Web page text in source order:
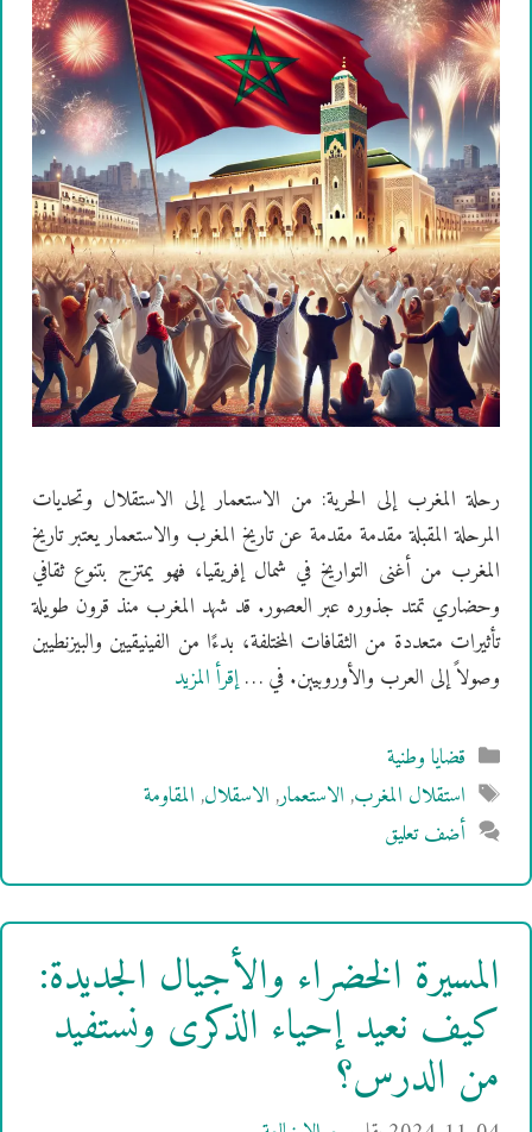
رحلة المغرب إلى الحرية: من الاستعمار إلى الاستقلال وتحديات
المرحلة المقبلة مقدمة مقدمة عن تاريخ المغرب والاستعمار يعتبر تاريخ
المغرب من أغنى التواريخ في شمال إفريقيا، فهو يمتزج بتنوع ثقافي
وحضاري تمتد جذوره عبر العصور. قد شهد المغرب منذ قرون طويلة
تأثيرات متعددة من الثقافات المختلفة، بدءًا من الفينيقيين والبيزنطيين
وصولاً إلى العرب والأوروبيين. في …إقرأ المزيد
التصنيفات
قضايا وطنية
الوسوم
استقلال المغرب,الاستعمار,الاسقلال,المقاومة
أضف تعليق
المسيرة الخضراء والأجيال الجديدة:
كيف نعيد إحياء الذكرى ونستفيد
من الدرس؟